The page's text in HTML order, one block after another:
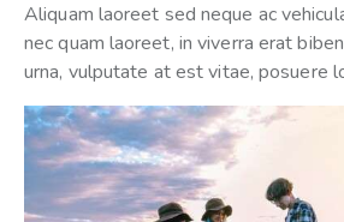
Aliquam laoreet sed neque ac
nec quam laoreet, in viverra erat
urna, vulputate at est vitae, posuere